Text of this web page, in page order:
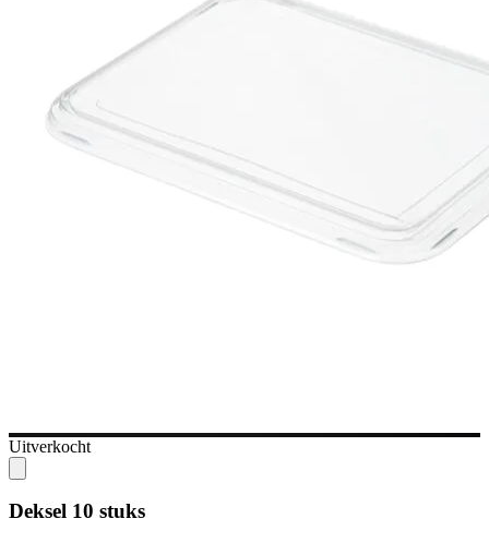
Uitverkocht
Deksel 10 stuks